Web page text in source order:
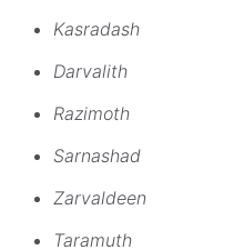
Kasradash
Darvalith
Razimoth
Sarnashad
Zarvaldeen
Taramuth